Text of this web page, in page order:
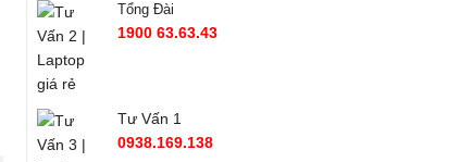
Tổng Đài
1900 63.63.43
Tư Vấn 1
0938.169.138